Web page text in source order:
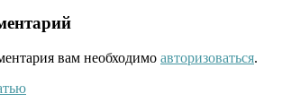
вам необходимо авторизоваться.